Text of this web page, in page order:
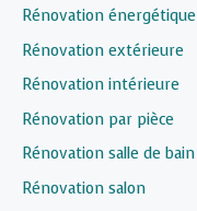
Rénovation énergétique
Rénovation extérieure
Rénovation intérieure
Rénovation par pièce
Rénovation salle de bain
Rénovation salon